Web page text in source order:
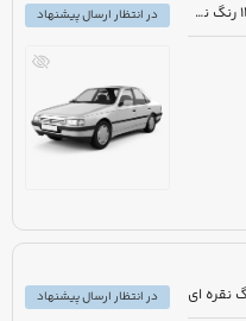
مزایده دولتی خودرو پژو 405 GLX مدل 1385 رنگ نقره ای متالیک
در انتظار ارسال پیشنهاد
در انتظار ارسال پیشنهاد